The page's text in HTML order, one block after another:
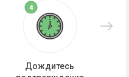
Дождитесь